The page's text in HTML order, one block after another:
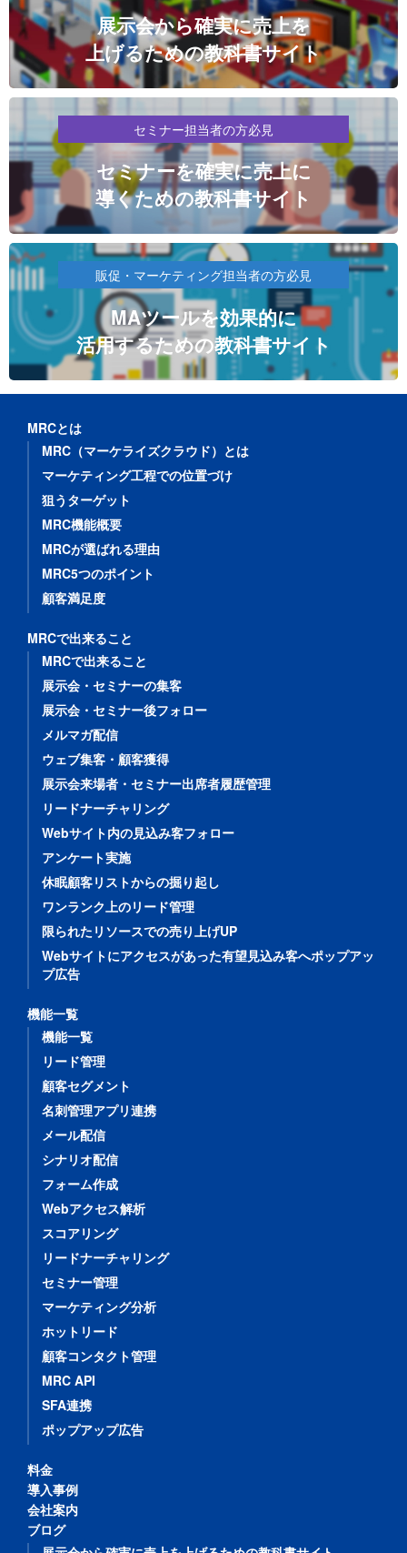
展示会から確実に売上を
上げるための教科書サイト
セミナー担当者の方必見
セミナーを確実に売上に
導くための教科書サイト
販促・マーケティング担当者の方必見
MAツールを効果的に
活用するための教科書サイト
MRCとは
MRC（マーケライズクラウド）とは
マーケティング工程での位置づけ
狙うターゲット
MRC機能概要
MRCが選ばれる理由
MRC5つのポイント
顧客満足度
MRCで出来ること
MRCで出来ること
展示会・セミナーの集客
展示会・セミナー後フォロー
メルマガ配信
ウェブ集客・顧客獲得
展示会来場者・セミナー出席者履歴管理
リードナーチャリング
Webサイト内の見込み客フォロー
アンケート実施
休眠顧客リストからの掘り起し
ワンランク上のリード管理
限られたリソースでの売り上げUP
Webサイトにアクセスがあった有望見込み客へポップアッ
プ広告
機能一覧
機能一覧
リード管理
顧客セグメント
名刺管理アプリ連携
メール配信
シナリオ配信
フォーム作成
Webアクセス解析
スコアリング
リードナーチャリング
セミナー管理
マーケティング分析
ホットリード
顧客コンタクト管理
MRC API
SFA連携
ポップアップ広告
料金
導入事例
会社案内
ブログ